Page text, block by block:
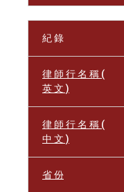
紀 錄
律 師 行 名 稱 (
英 文 )
律 師 行 名 稱 (
中 文 )
省 份